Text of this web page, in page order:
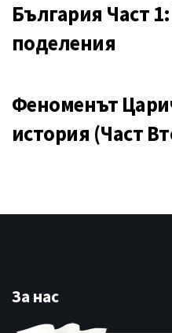
България Част
поделения
Феноменът
история (Част
За нас